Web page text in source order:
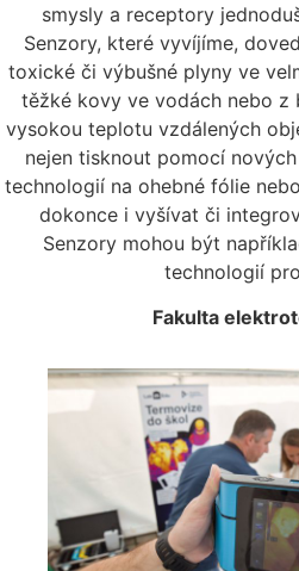
smysly a receptory
Senzory, které vyvíjíme,
toxické či výbušné plyny ve
těžké kovy ve vodách nebo z
vysokou teplotu vzdálených
nejen tisknout pomocí
technologií na ohebné fólie
dokonce i vyšívat či
Senzory mohou být
technologií
Fakulta